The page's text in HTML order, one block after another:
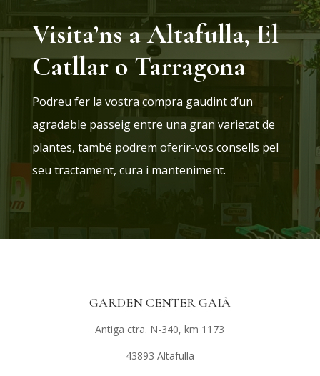
Visita’ns a Altafulla, El
Catllar o Tarragona
Podreu fer la vostra compra gaudint d’un
agradable passeig entre una gran varietat de
plantes, també podrem oferir-vos consells pel
seu tractament, cura i manteniment.
GARDEN CENTER GAIÀ
Antiga ctra. N-340, km 1173
43893 Altafulla